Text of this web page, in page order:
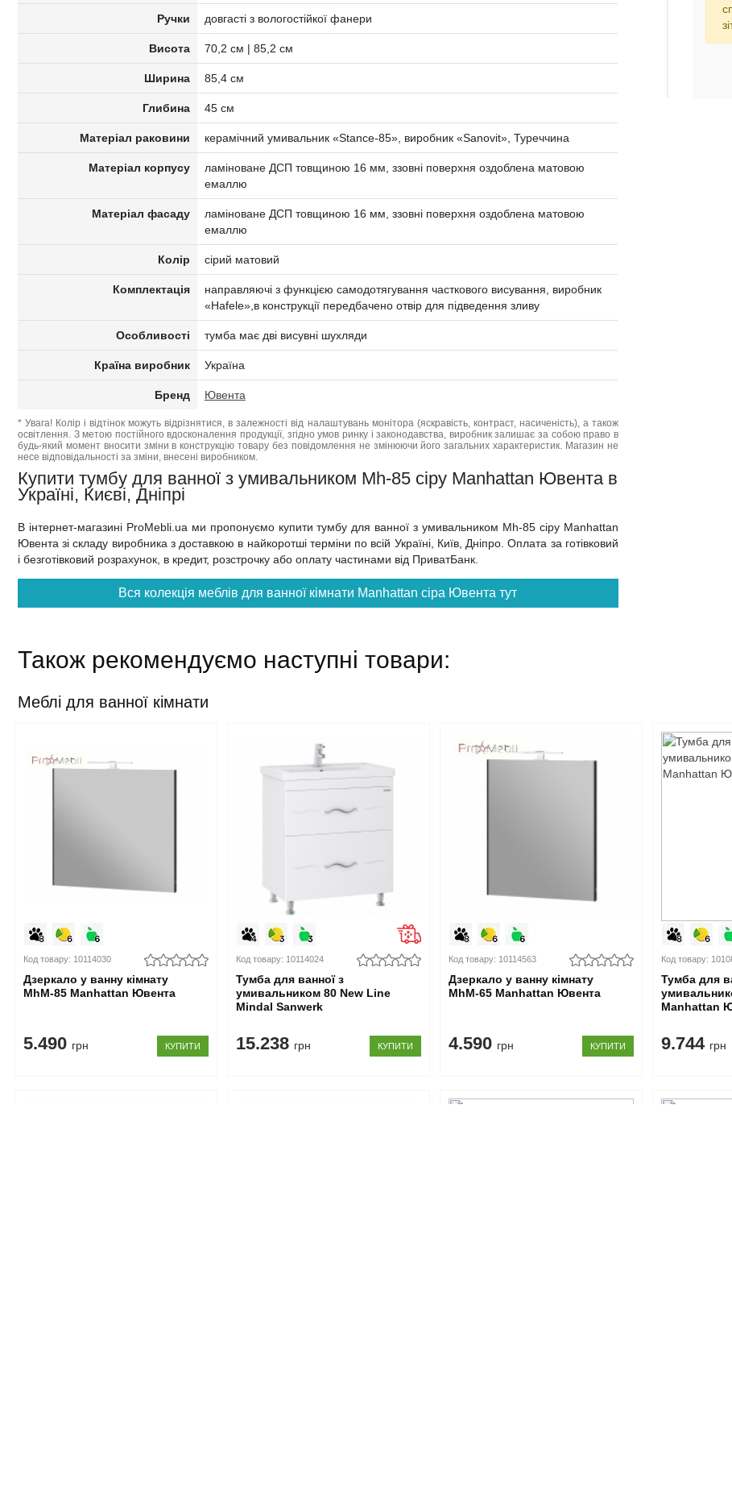
Ручки довгасті з вологостійкої фанери
Висота 70,2 см | 85,2 см
Ширина 85,4 см
Глибина 45 см
Матеріал раковини керамічний умивальник «Stance-85», виробник «Sanovit», Туреччина
Матеріал корпусу
ламіноване ДСП товщиною 16 мм, ззовні поверхня оздоблена матовою
емаллю
Матеріал фасаду
ламіноване ДСП товщиною 16 мм, ззовні поверхня оздоблена матовою
емаллю
Колір сірий матовий
Комплектація
направляючі з функцією самодотягування часткового висування, виробник
«Hafele»,в конструкції передбачено отвір для підведення зливу
Особливості тумба має дві висувні шухляди
Країна виробник Україна
Бренд Ювента
* Увага! Колір і відтінок можуть відрізнятися, в залежності від налаштувань монітора (яскравість, контраст, насиченість), а також
освітлення. З метою постійного вдосконалення продукції, згідно умов ринку і законодавства, виробник залишає за собою право в
будь-який момент вносити зміни в конструкцію товару без повідомлення не змінюючи його загальних характеристик. Магазин не
несе відповідальності за зміни, внесені виробником.
Купити тумбу для ванної з умивальником Mh-85 сіру Manhattan Ювента в
Україні, Києві, Дніпрі
В інтернет-магазині ProMebli.ua ми пропонуємо купити тумбу для ванної з умивальником Mh-85 сіру Manhattan
Ювента зі складу виробника з доставкою в найкоротші терміни по всій Україні, Київ, Дніпро. Оплата за готівковий
і безготівковий розрахунок, в кредит, розстрочку або оплату частинами від ПриватБанк.
Вся колекція меблів для ванної кімнати Manhattan сіра Ювента тут
Також рекомендуємо наступні товари:
Меблі для ванної кімнати
Код товару: 10114030
Дзеркало у ванну кімнату
MhМ-85 Manhattan Ювента
5.490 грн КУПИТИ
Код товару: 10114024
Тумба для ванної з
умивальником 80 New Line
Mindal Sanwerk
15.238 грн КУПИТИ
Код товару: 10114563
Дзеркало у ванну кімнату
MhМ-65 Manhattan Ювента
4.590 грн КУПИТИ
Код товару:
Тумба для
Manhattan
9.744 грн